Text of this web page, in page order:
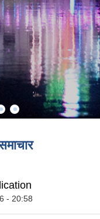
- 20:58